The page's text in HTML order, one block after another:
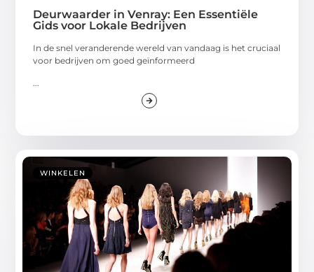
Deurwaarder in Venray: Een Essentiële
Gids voor Lokale Bedrijven
In de snel veranderende wereld van vandaag is het cruciaal
voor bedrijven om goed geïnformeerd
...
WINKELEN